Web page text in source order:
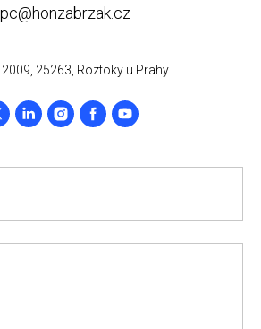
25263, Roztoky u Prahy